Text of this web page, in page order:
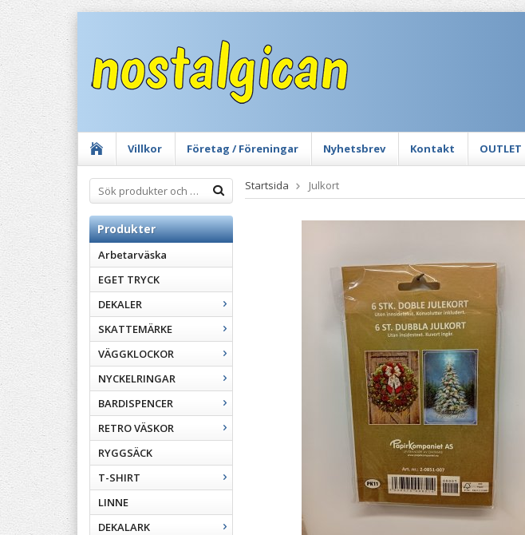
Villkor Företag / Föreningar Nyhetsbrev Kontakt OUTLET
Produkter
Arbetarväska
EGET TRYCK
DEKALER
SKATTEMÄRKE
VÄGGKLOCKOR
NYCKELRINGAR
BARDISPENCER
RETRO VÄSKOR
RYGGSÄCK
T-SHIRT
LINNE
DEKALARK
Startsida Julkort